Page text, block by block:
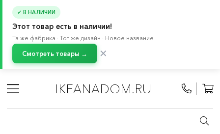
✓ В НАЛИЧИИ
Этот товар есть в наличии!
Та же фабрика · Тот же дизайн · Новое название
Смотреть товары → ✕
IKEANADOM.RU
Модульные кухни МЕТОД
/ Все компоненты МЕТОД
Кухонные шкафы МЕТОД